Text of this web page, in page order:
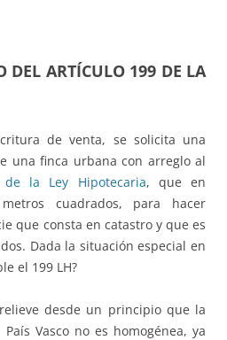
DEL ARTÍCULO 199 DE LA
de venta, se solicita una
una finca urbana con arreglo al
de la Ley Hipotecaria, que en
cuadrados, para hacer
que consta en catastro y que es
Dada la situación especial en
el 199 LH?
desde un principio que la
Vasco no es homogénea, ya